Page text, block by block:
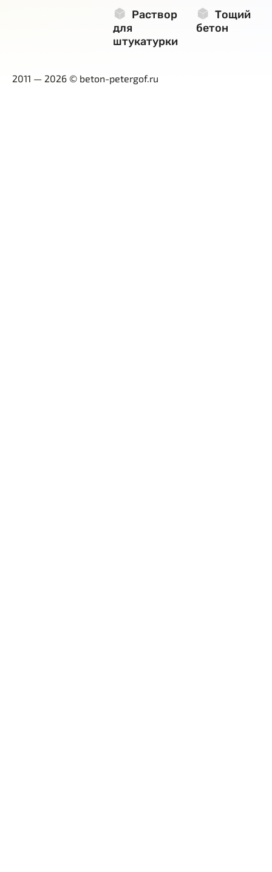
Раствор
для
штукатурки
Тощий
бетон
2011 — 2026 © beton-petergof.ru